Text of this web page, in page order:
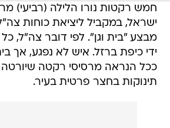
חמש רקטות נורו הלילה (רביעי)
ישראל, במקביל ליציאת כוחות
מבצע "בית וגן". לפי דובר צה"ל,
ידי כיפת ברזל. איש לא נפגע, אך
ככל הנראה מרסיסי רקטה
תינוקות בחצר פרטית בעיר.